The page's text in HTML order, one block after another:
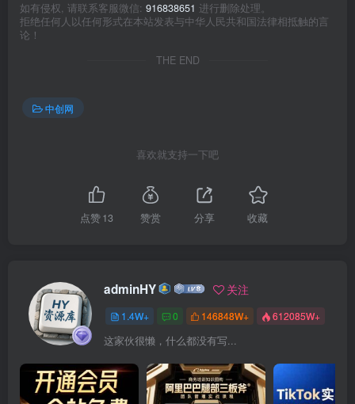
如有侵权, 请联系客服微信: 916838651 进行删除处理。
拒绝任何人以任何形式在本站发表与中华人民共和国法律相抵触的言
论！
THE END
中创网
喜欢就支持一下吧
点赞13 赞赏 分享 收藏
adminHY 关注
1.4W+ 0 146848W+ 612085W+
这家伙很懒，什么都没有写...